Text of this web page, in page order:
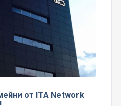
от ITA Network